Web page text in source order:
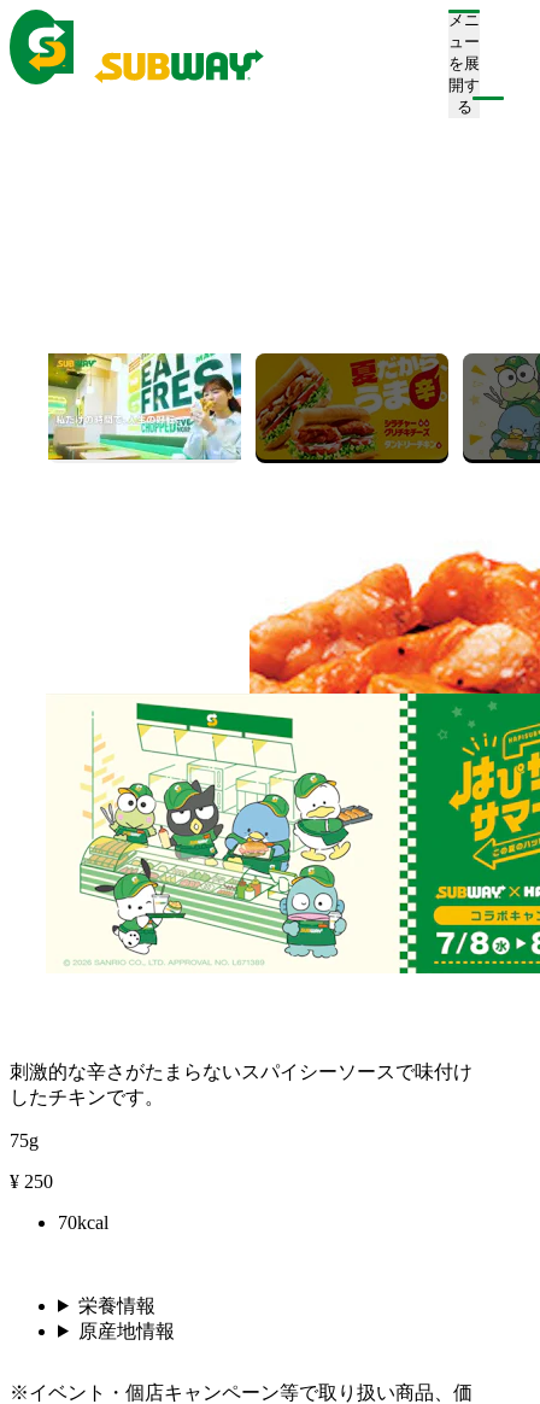
メニ
ュー
を展
開す
る
Chili Chicken
刺激的な辛さがたまらないスパイシーソースで味付け
したチキンです。
75g
¥ 250
70kcal
栄養情報
原産地情報
※イベント・個店キャンペーン等で取り扱い商品、価